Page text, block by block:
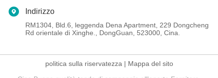
Indirizzo
RM1304, Bld.6, leggenda Dena Apartment, 229 Dongcheng
Rd orientale di Xinghe., DongGuan, 523000, Cina.
politica sulla riservatezza| Mappa del sito